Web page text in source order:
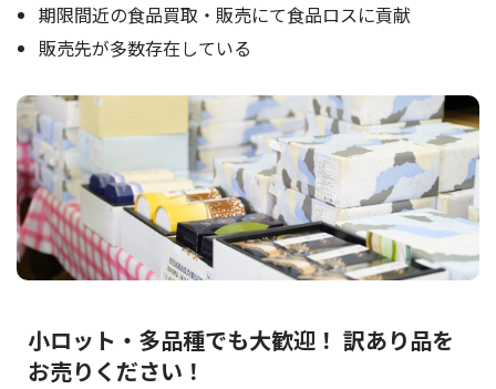
期限間近の食品買取・販売にて食品ロスに貢献
販売先が多数存在している
小ロット・多品種でも大歓迎！ 訳あり品を
お売りください！